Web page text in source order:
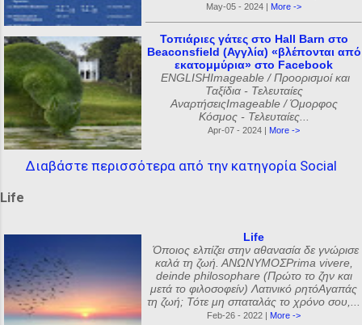
May-05 - 2024 | More ->
Τοπιάριες γάτες στο Hall Barn στο
Beaconsfield (Αγγλία) «βλέπονται από
εκατομμύρια» στο Facebook
ENGLISHImageable / Προορισμοί και
Ταξίδια - Τελευταίες
ΑναρτήσειςImageable / Όμορφος
Κόσμος - Τελευταίες...
Apr-07 - 2024 | More ->
Διαβάστε περισσότερα από την κατηγορία Social
Life
Life
Όποιος ελπίζει στην αθανασία δε γνώρισε
καλά τη ζωή. ΑΝΩΝΥΜΟΣPrima vivere,
deinde philosophare (Πρώτο το ζην και
μετά το φιλοσοφείν) Λατινικό ρητόΑγαπάς
τη ζωή; Τότε μη σπαταλάς το χρόνο σου,...
Feb-26 - 2022 | More ->